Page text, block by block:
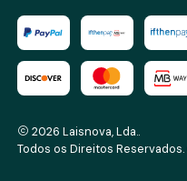
2026 Laisnova, Lda..
Todos os Direitos Reservados.